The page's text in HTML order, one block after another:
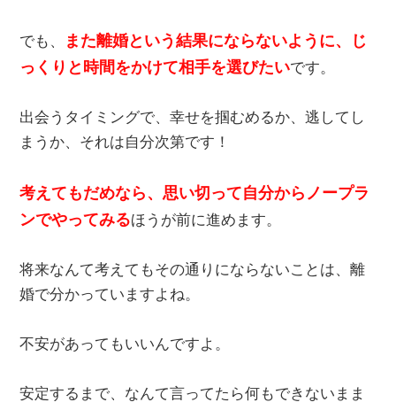
でも、
また離婚という結果にならないように、じ
っくりと時間をかけて相手を選びたいです。
出会うタイミングで、幸せを掴むめるか、逃してし
まうか、それは自分次第です！
考えてもだめなら、思い切って自分からノープラ
ンでやってみるほうが前に進めます。
将来なんて考えてもその通りにならないことは、離
婚で分かっていますよね。
不安があってもいいんですよ。
安定するまで、なんて言ってたら何もできないまま